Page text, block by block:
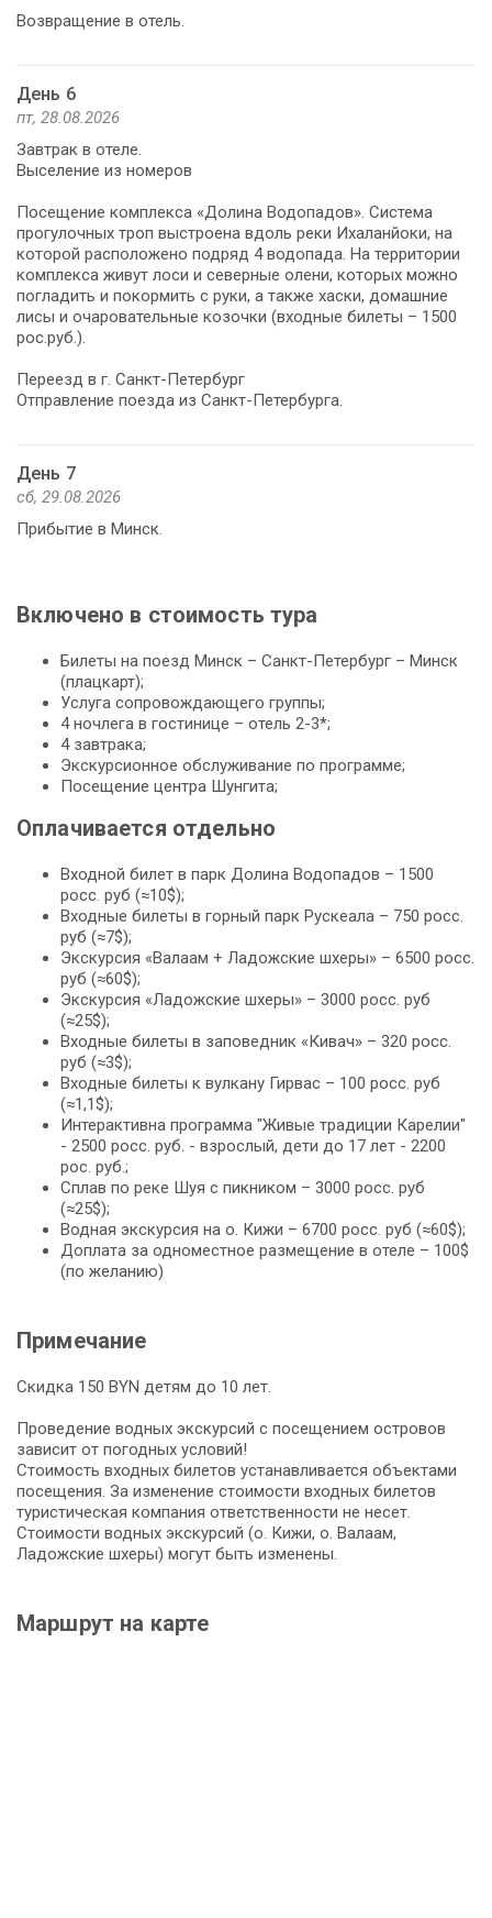
Возвращение в отель.
День 6
пт, 28.08.2026
Завтрак в отеле.
Выселение из номеров
Посещение комплекса «Долина Водопадов». Система
прогулочных троп выстроена вдоль реки Ихаланйоки, на
которой расположено подряд 4 водопада. На территории
комплекса живут лоси и северные олени, которых можно
погладить и покормить с руки, а также хаски, домашние
лисы и очаровательные козочки (входные билеты – 1500
рос.руб.).
Переезд в г. Санкт-Петербург
Отправление поезда из Санкт-Петербурга.
День 7
сб, 29.08.2026
Прибытие в Минск.
Включено в стоимость тура
Билеты на поезд Минск – Санкт-Петербург – Минск
(плацкарт);
Услуга сопровождающего группы;
4 ночлега в гостинице – отель 2-3*;
4 завтрака;
Экскурсионное обслуживание по программе;
Посещение центра Шунгита;
Оплачивается отдельно
Входной билет в парк Долина Водопадов – 1500
росс. руб (≈10$);
Входные билеты в горный парк Рускеала – 750 росс.
руб (≈7$);
Экскурсия «Валаам + Ладожские шхеры» – 6500 росс.
руб (≈60$);
Экскурсия «Ладожские шхеры» – 3000 росс. руб
(≈25$);
Входные билеты в заповедник «Кивач» – 320 росс.
руб (≈3$);
Входные билеты к вулкану Гирвас – 100 росс. руб
(≈1,1$);
Интерактивна программа "Живые традиции Карелии"
- 2500 росс. руб. - взрослый, дети до 17 лет - 2200
рос. руб.;
Сплав по реке Шуя с пикником – 3000 росс. руб
(≈25$);
Водная экскурсия на о. Кижи – 6700 росс. руб (≈60$);
Доплата за одноместное размещение в отеле – 100$
(по желанию)
Примечание
Скидка 150 BYN детям до 10 лет.
Проведение водных экскурсий с посещением островов
зависит от погодных условий!
Стоимость входных билетов устанавливается объектами
посещения. За изменение стоимости входных билетов
туристическая компания ответственности не несет.
Стоимости водных экскурсий (о. Кижи, о. Валаам,
Ладожские шхеры) могут быть изменены.
Маршрут на карте